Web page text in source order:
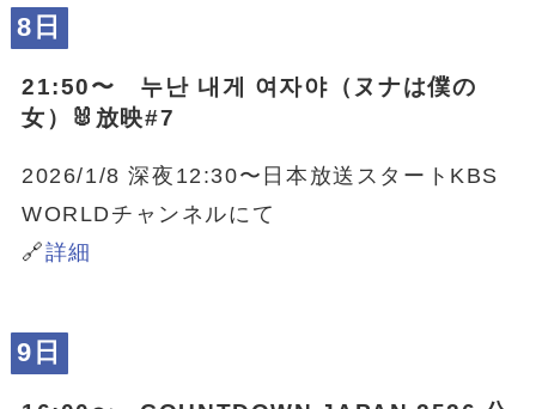
8日
21:50〜 누난 내게 여자야（ヌナは僕の
女）🐰放映#7
2026/1/8 深夜12:30〜日本放送スタートKBS
WORLDチャンネルにて
🔗詳細
9日